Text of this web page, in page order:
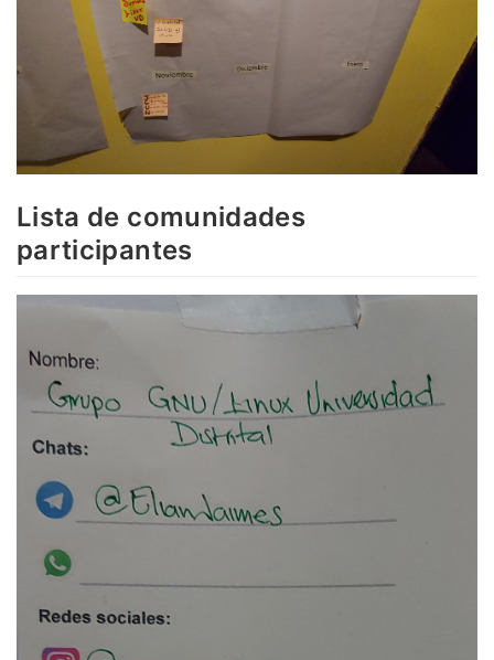
Lista de comunidades
participantes